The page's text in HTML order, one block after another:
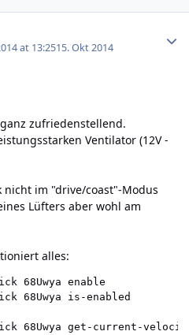
at 13:2515. Okt 2014
zufriedenstellend.
Ventilator (12V -
nicht im "drive/coast"-Modus
Lüfters aber wohl am
alles:
68Uwya enable
68Uwya is-enabled
68Uwya get-current-